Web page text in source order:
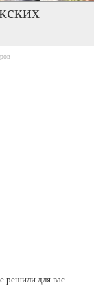
решили для вас